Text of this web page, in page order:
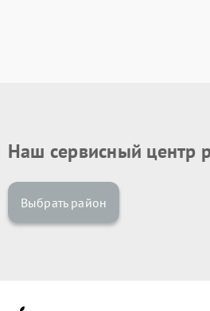
Наш сервисный центр
Выбрать район